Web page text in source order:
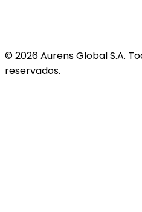
©2026Aurens Global S.A.
reservados.